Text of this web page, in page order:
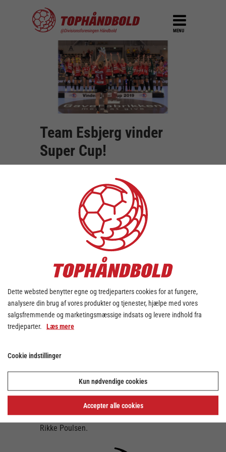
MENU
Team Esbjerg vinder
Super Cup!
Med en overbevisende Super Cup sejr på 33-
22 over Nykøbing Falster Håndbold, fortsatte
Team Esbjerg de fornemme DM-guldtakter
fra foråret og kan nu skrive Super Cup
vindere anno 2019 på CV’et.
Der var klasseforskel i Næstved Arena,
selvom ”hjemmeholdet” fra NFH fulgte pænt
tyve minutter spillet trak esbjergenserne
dog fra med en tre-måls føring, der nåede at
blive fordoblet ved pausefløjtet, 15-9.
mere end klar til ligastarten sidst på ugen.
Stort tillykke til Team Esbjerg med sejren!
Nykøbing Falster Håndbolds Woman of the
Match blev Kristina Mulle Kristiansen.
Team Esbjergs Woman of the Match blev
Rikke Poulsen.
Dette websted benytter egne og tredjeparters cookies for at fungere,
analysere din brug af vores produkter og tjenester, hjælpe med vores
salgsfremmende og marketingsmæssige indsats og levere indhold fra
tredjeparter. Læs mere
Cookie indstillinger
Kun nødvendige cookies
Accepter alle cookies